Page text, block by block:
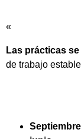
«
Las prácticas
de trabajo